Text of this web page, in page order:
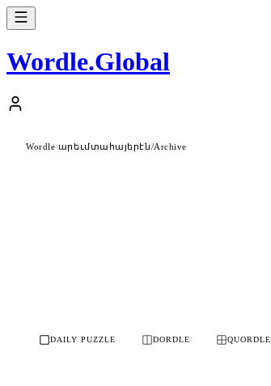
Wordle.Global
Wordle արեւմտահայերէն/Archive
DAILY PUZZLE DORDLE QUORDLE